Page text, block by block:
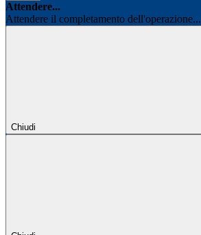
Attendere...
Attendere il completamento dell'operazione...
Chiudi